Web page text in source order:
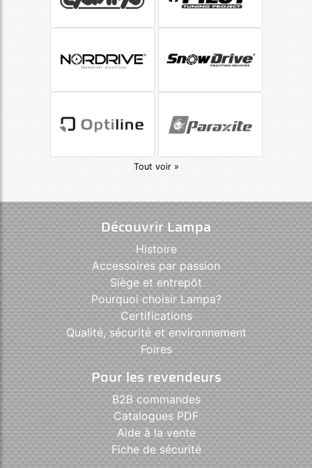
Tout voir »
Découvrir Lampa
Histoire
Accessoires par passion
Siège et entrepôt
Pourquoi choisir Lampa?
Certifications
Qualité, sécurité et environnement
Foires
Pour les revendeurs
B2B commandes
Catalogues PDF
Aide à la vente
Fiche de sécurité